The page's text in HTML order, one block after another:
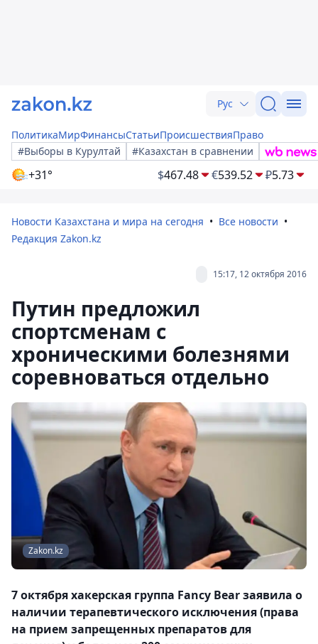
Рус
ПолитикаМирФинансыСтатьиПроисшествияПраво
#Выборы в Курултай
#Казахстан в сравнении
+31° $467.48 €539.52 ₽5.73
Новости Казахстана и мира на сегодня
Все новости
Редакция Zakon.kz
15:17, 12 октября 2016
Путин предложил
спортсменам с
хроническими болезнями
соревноваться отдельно
Zakon.kz
7 октября хакерская группа Fancy Bear заявила о
наличии терапевтического исключения (права
на прием запрещенных препаратов для